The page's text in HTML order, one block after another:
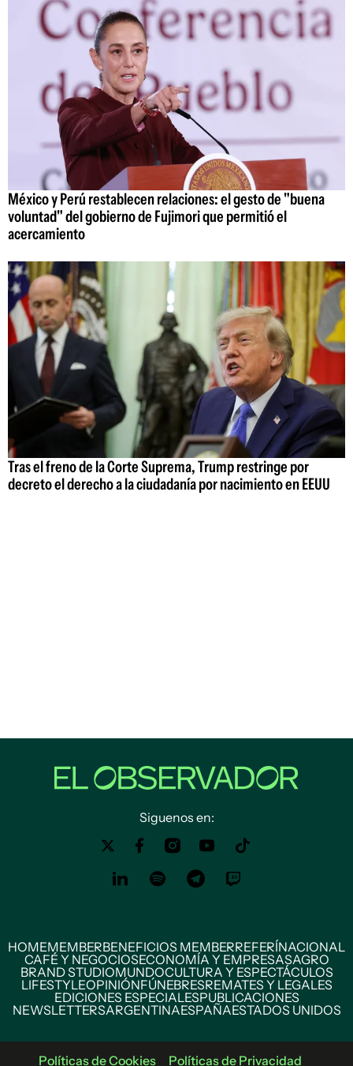
México y Perú restablecen relaciones: el gesto de "buena
voluntad" del gobierno de Fujimori que permitió el
acercamiento
Tras el freno de la Corte Suprema, Trump restringe por
decreto el derecho a la ciudadanía por nacimiento en EEUU
Siguenos en:
HOMEMEMBERBENEFICIOS MEMBERREFERÍNACIONAL
CAFÉ Y NEGOCIOSECONOMÍA Y EMPRESASAGRO
BRAND STUDIOMUNDOCULTURA Y ESPECTÁCULOS
LIFESTYLEOPINIÓNFÚNEBRESREMATES Y LEGALES
EDICIONES ESPECIALESPUBLICACIONES
NEWSLETTERSARGENTINAESPAÑAESTADOS UNIDOS
Políticas de Cookies Políticas de Privacidad